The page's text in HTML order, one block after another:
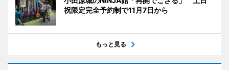
祝限定完全予約制で11月7日から
もっと見る